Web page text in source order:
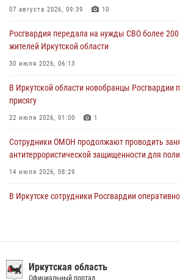
04 августа 2026, 07:14 3
Росгвардейцы потушили загоревшийся
03 августа 2026, 04:55
Дню Воздушно-десантных войск в Иркутской
03 августа 2026, 03:32
07 августа 2026, 09:39 10
Росгвардия передала на нужды СВО более
жителей Иркутской области
30 июля 2026, 06:13
В Иркутской области новобранцы Росгвардии
присягу
22 июля 2026, 01:00 1
Сотрудники ОМОН продолжают проводить
антитеррористической защищенности для
14 июля 2026, 08:29
В Иркутске сотрудники Росгвардии
преступной группы, организовавшей бизнес по
услуг
Иркутская область
Официальный портал